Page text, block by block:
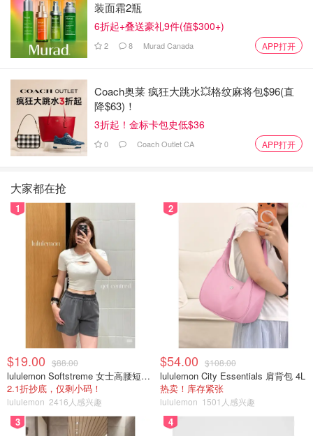
装面霜2瓶
6折起+叠送豪礼9件(值$300+)
2 8 Murad Canada APP打开
Coach奥莱 疯狂大跳水💥格纹麻将包$96(直
降$63)！
3折起！金标卡包史低$36
0 Coach Outlet CA APP打开
大家都在抢
1
$19.00 $88.00
lululemon Softstreme 女士高腰短裤 10cm
2.1折抄底，仅剩小码！
lululemon 2416人感兴趣
2
$54.00 $108.00
lululemon City Essentials 肩背包 4L
热卖！库存紧张
lululemon 1501人感兴趣
3 4